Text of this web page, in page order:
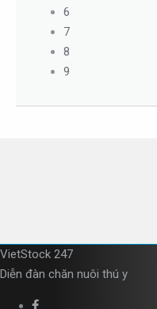
6
7
8
9
VietStock 247
Diễn đàn chăn nuôi thú y